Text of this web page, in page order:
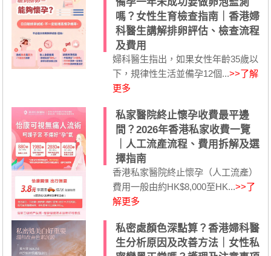
備孕一年未成功要做卵泡監測
嗎？女性生育檢查指南｜香港婦
科醫生講解排卵評估、檢查流程
及費用
婦科醫生指出，如果女性年齡35歲以
下，規律性生活並備孕12個...>>了解
更多
私家醫院終止懷孕收費最平邊
間？2026年香港私家收費一覽
｜人工流產流程、費用拆解及選
擇指南
香港私家醫院終止懷孕（人工流產）
費用一般由約HK$8,000至HK...>>了
解更多
私密處顏色深點算？香港婦科醫
生分析原因及改善方法｜女性私